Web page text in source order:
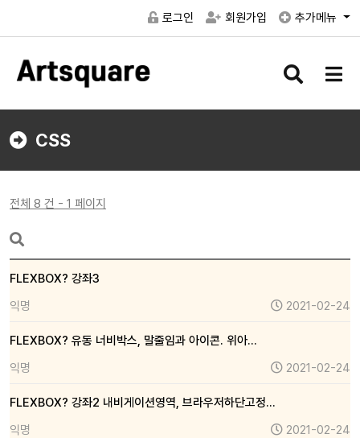
로그인 회원가입 추가메뉴
검
버
메
버
CSS
전체 8 건 - 1 페이지
FLEXBOX? 강좌3
익명
2021-02-24
FLEXBOX? 유동 너비박스, 말줄임과 아이콘. 위아…
익명
2021-02-24
FLEXBOX? 강좌2 내비게이션영역, 브라우저하단고정…
익명
2021-02-24